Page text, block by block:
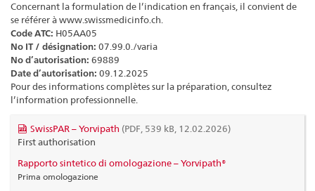
Concernant la formulation de l’indication en français, il convient de
se référer à www.swissmedicinfo.ch.
Code ATC: H05AA05
No IT / désignation: 07.99.0./varia
No d’autorisation: 69889
Date d’autorisation: 09.12.2025
Pour des informations complètes sur la préparation, consultez
l’information professionnelle.
SwissPAR – Yorvipath (PDF, 539 kB, 12.02.2026)
First authorisation
Rapporto sintetico di omologazione – Yorvipath®
Prima omologazione